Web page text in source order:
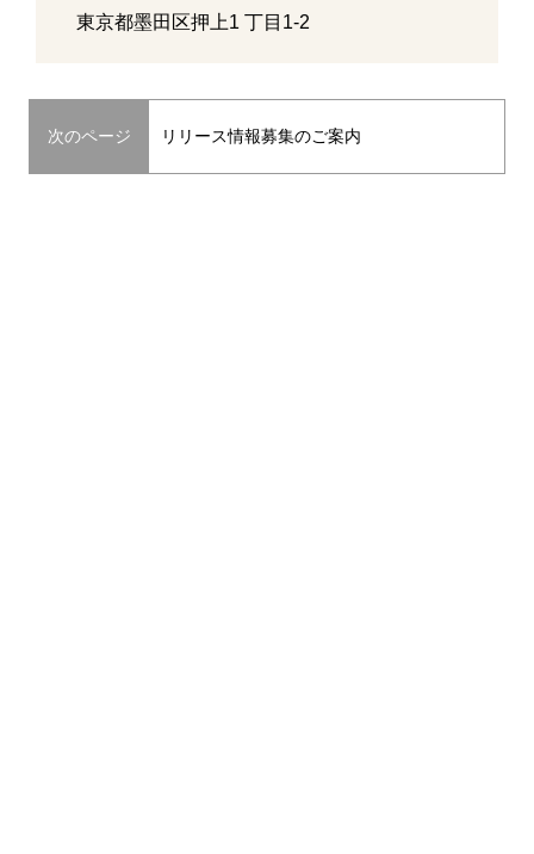
東京都墨田区押上1 丁目1-2
次のページ リリース情報募集のご案内